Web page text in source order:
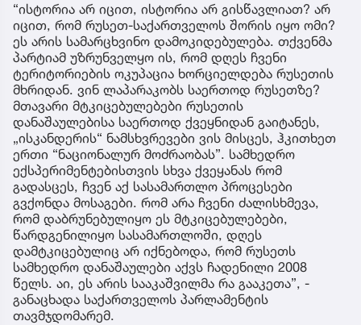
“ისტორია არ იცით, ისტორია არ გისწავლიათ? არ
იცით, რომ რუსეთ-საქართველოს შორის იყო ომი?
ეს არის სამარცხვინო დამოკიდებულება. თქვენმა
პარტიამ უზრუნველყო ის, რომ დღეს ჩვენი
ტერიტორიების ოკუპაცია ხორციელდება რუსეთის
მხრიდან. ვინ ლაპარაკობს საერთოდ რუსეთზე?
მთავარი მტკიცებულებები რუსეთის
დანაშაულებისა საერთოდ ქვეყნიდან გაიტანეს,
„ისკანდერის“ ნამსხვრევები ვის მისცეს, ჰკითხეთ
ერთი “ნაციონალურ მოძრაობას”. სამხედრო
ექსპერიმენტებისთვის სხვა ქვეყანას რომ
გადასცეს, ჩვენ აქ სასამართლო პროცესები
გვქონდა მოსაგები. რომ არა ჩვენი ძალისხმევა,
რომ დაბრუნებულიყო ეს მტკიცებულებები,
წარდგენილიყო სასამართლოში, დღეს
დამტკიცებულიც არ იქნებოდა, რომ რუსეთს
სამხედრო დანაშაულები აქვს ჩადენილი 2008
წელს. აი, ეს არის სააკაშვილმა რა გააკეთა”, -
განაცხადა საქართველოს პარლამენტის
თავმჯდომარემ.